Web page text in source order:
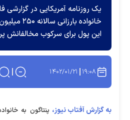
یک روزنامه آمریکایی در گزارشی
خانواده
این پول برای سرکوب مخالفانش
۱۹:۰۸ ۱۴۰۲/۰۱/۲۱
به گزارش آفتاب نیوز، پنتاگون به